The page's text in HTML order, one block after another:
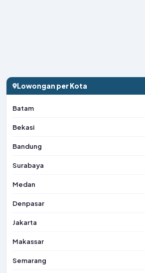
Lowongan per Kota
Batam
Bekasi
Bandung
Surabaya
Medan
Denpasar
Jakarta
Makassar
Semarang